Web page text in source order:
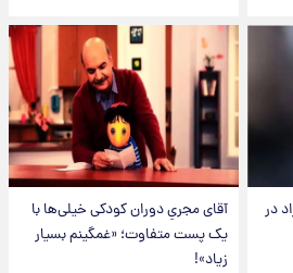
در
آقای مجریِ دوران کودکی خیلی‌ها با
یک پست متفاوت؛ «غمگینم بسیار
زیاد»!